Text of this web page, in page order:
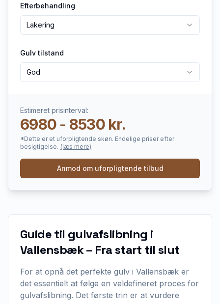
Efterbehandling
Lakering
Gulv tilstand
God
Estimeret prisinterval:
6980 - 8530 kr.
*Dette er et uforpligtende skøn. Endelige priser efter
besigtigelse. (læs mere)
Anmod om uforpligtende tilbud
Guide til gulvafslibning i
Vallensbæk – Fra start til slut
For at opnå det perfekte gulv i Vallensbæk er
det essentielt at følge en veldefineret proces for
gulvafslibning. Det første trin er at vurdere